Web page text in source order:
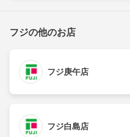
フジの他のお店
フジ庚午店
フジ白島店